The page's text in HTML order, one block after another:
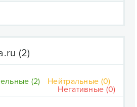
(2)
(2)
Нейтральные (0)
Негативные (0)